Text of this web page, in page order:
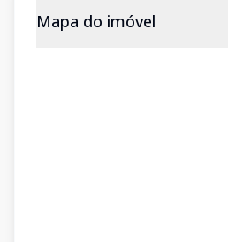
Mapa do imóvel